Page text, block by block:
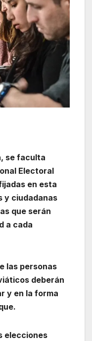
se faculta
Electoral
en esta
y ciudadanas
que serán
a cada
las personas
deberán
y en la forma
elecciones